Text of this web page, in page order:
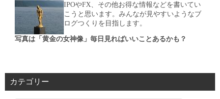
IPOやFX、その他お得な情報などを書いてい
こうと思います。みんなが見やすいようなブ
ログつくりを目指します。
写真は「黄金の女神像」毎日見ればいいことあるかも？
カテゴリー